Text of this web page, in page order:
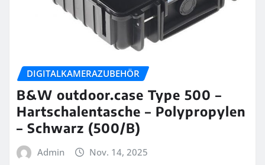
DIGITALKAMERAZUBEHÖR
B&W outdoor.case Type 500 –
Hartschalentasche – Polypropylen
– Schwarz (500/B)
Admin Nov. 14, 2025